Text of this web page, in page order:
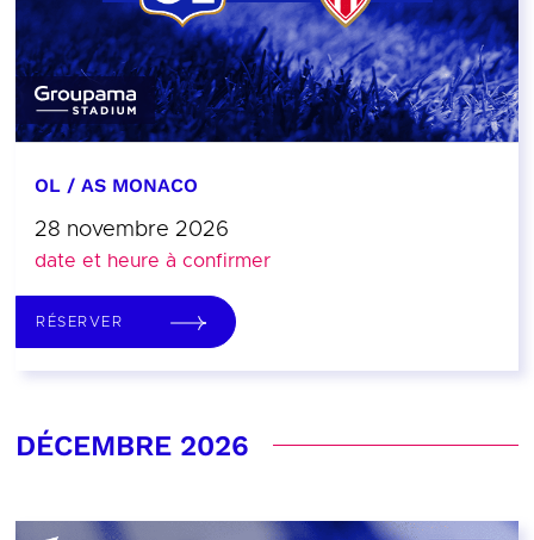
OL / AS MONACO
28 novembre 2026
date et heure à confirmer
RÉSERVER
DÉCEMBRE 2026